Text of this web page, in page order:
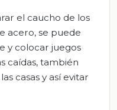
el caucho de los
acero, se puede
y colocar juegos
caídas, también
casas y así evitar